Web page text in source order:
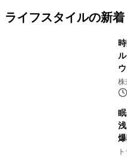
ライフスタイルの新着
株
説